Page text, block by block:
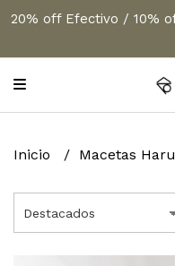
20% off Efectivo / 10%
Inicio Macetas